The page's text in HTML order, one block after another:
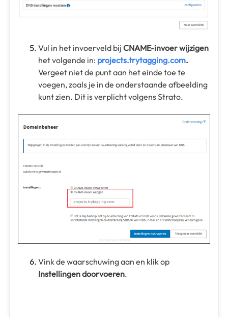
Vul in het invoerveld bij CNAME-invoer wijzigen
het volgende in: projects.trytagging.com.
Vergeet niet de punt aan het einde toe te
voegen, zoals je in de onderstaande afbeelding
kunt zien. Dit is verplicht volgens Strato.
Vink de waarschuwing aan en klik op
Instellingen doorvoeren.